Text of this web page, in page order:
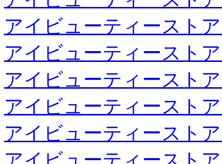
アイビューティースト
アイビューティースト
アイビューティースト
アイビューティースト
アイビューティースト
アイビューティースト